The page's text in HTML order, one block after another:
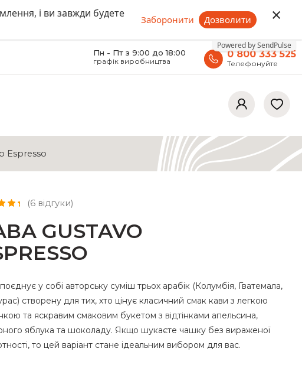
і ви завжди будете
Заборонити Дозволити
Powered by SendPulse
×
Пн - Пт з 9:00 до 18:00
графік виробництва
0 800 333 525
Телефонуйте
Espresso
у собі авторську суміш трьох арабік (Колумбія, Гватемала,
створену для тих, хто цінує класичний смак кави з легкою
та яскравим смаковим букетом з відтінками апельсина,
яблука та шоколаду. Якщо шукаєте чашку без вираженої
то цей варіант стане ідеальним вибором для вас.
GUSTAVO
5 на
(6відгуки)